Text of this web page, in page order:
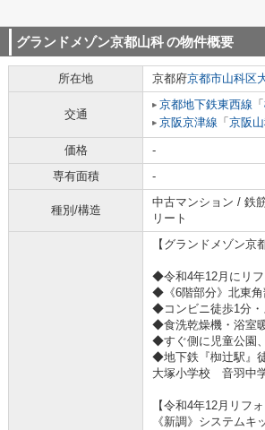
グランドメゾン京都山科の物件概要
所在地 京都府京都市山科区
交通
京都地下鉄東西線 「
京阪京津線 「 京阪
価格 -
専有面積
-
種別/構造
中古マンション / 鉄
リート
【グランドメゾン
◆令和4年12月にリ
◆《6階部分》北東角
◆コンビニ徒歩1分・
◆食洗乾燥機・浴室
◆すぐ側に児童公園
◆地下鉄『椥辻駅』
大塚小学校 音羽中
【令和4年12月リフ
《新調》システム